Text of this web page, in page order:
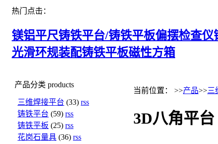
热门点击：
镁铝平尺铸铁平台/铸铁平板偏摆检查仪
光滑环规装配铸铁平板磁性方箱
产品分类 products
三维焊接平台 (33) rss
铸铁平台 (59) rss
铸铁平板 (25) rss
花岗石量具 (36) rss
当前位置： >>产品>>三
3D八角平台